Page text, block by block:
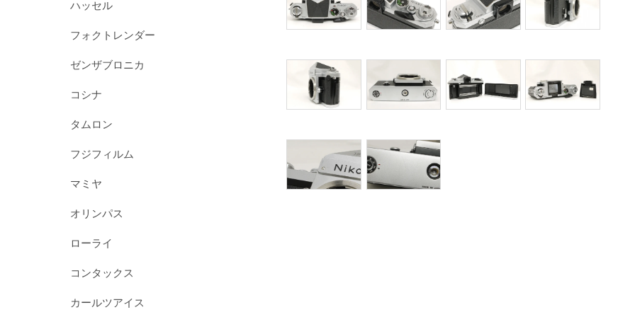
ハッセル
フォクトレンダー
ゼンザブロニカ
コシナ
タムロン
フジフィルム
マミヤ
オリンパス
ローライ
コンタックス
カールツアイス